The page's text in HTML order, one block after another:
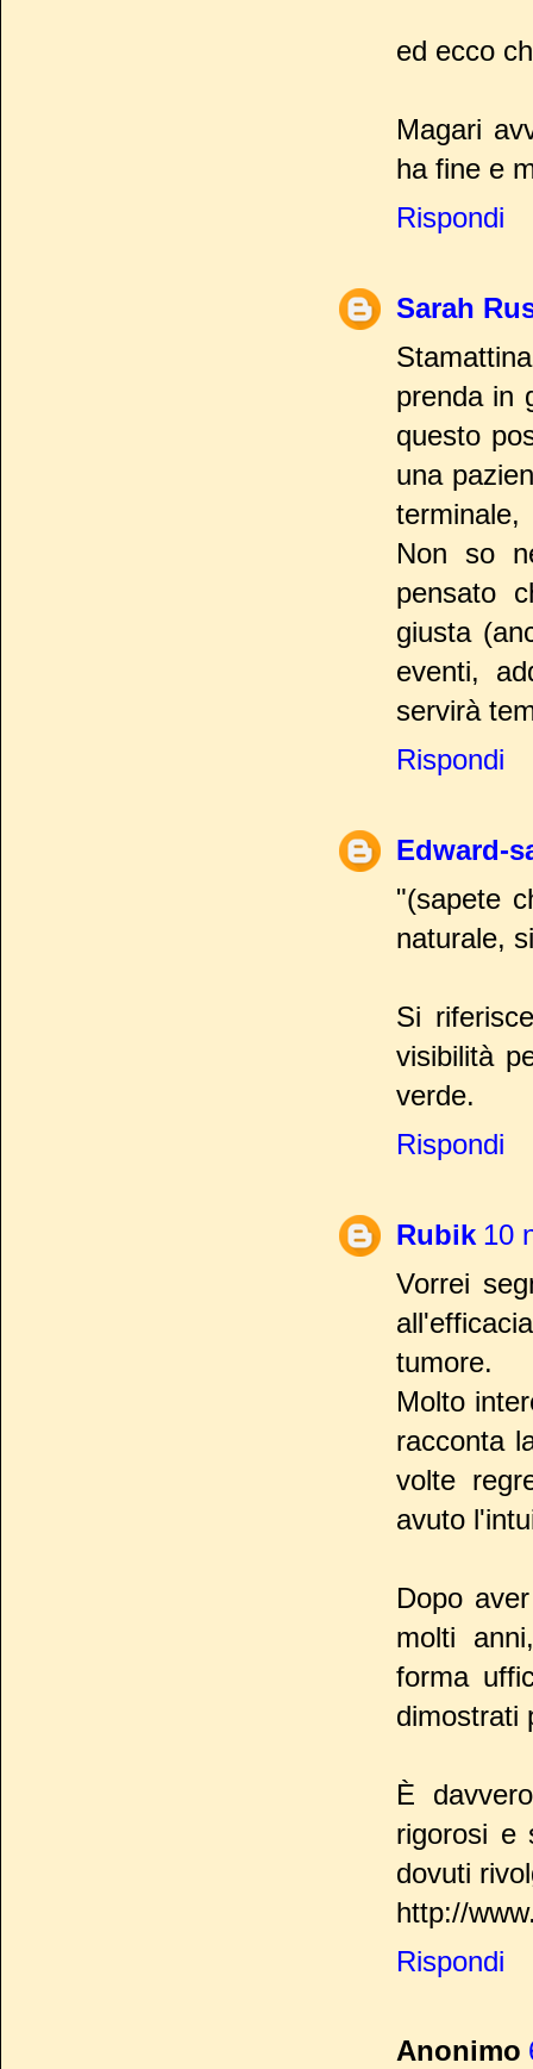
ed ecco
Magari
ha fine e
Rispondi
Sarah
prenda in
questo
una
Non so
pensato
giusta
eventi,
servirà
Rispondi
Edward-
"(sapete
naturale,
Si
visibilità
verde.
Rispondi
Rubik 10
Vorrei
tumore.
Molto
racconta
volte
avuto
Dopo
molti
forma
dimostrati
È
rigorosi e
dovuti
http://
Rispondi
Anonimo